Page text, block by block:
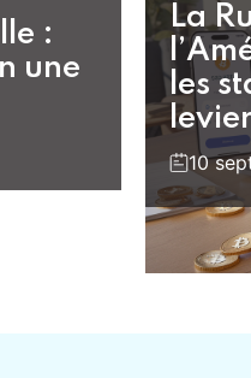
:
une
La
les
10